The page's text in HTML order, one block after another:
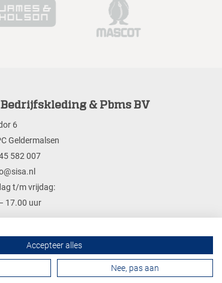
Bedrijfskleding & Pbms BV
6
Geldermalsen
582 007
t/m vrijdag:
17.00 uur
Contactformulier
Accepteer alles
Nee, pas aan